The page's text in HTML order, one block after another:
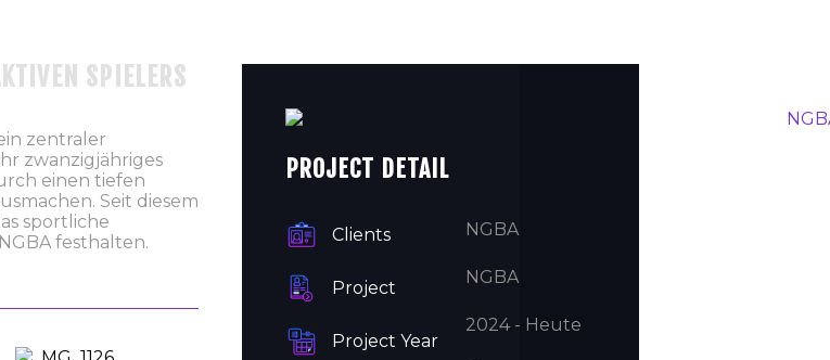
SPIELERS
zentraler
zwanzigjähriges
einen tiefen
Seit diesem
sportliche
festhalten.
PROJECT DETAIL
Clients
Project
Project Year
NGBA
NGBA
2024 - Heute